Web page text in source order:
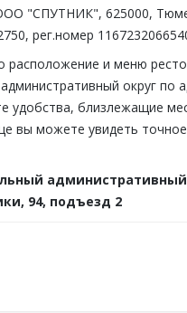
"СПУТНИК", 625000,
рег.номер
расположение и меню
округ по
удобства, близлежащие
вы можете увидеть
94, подъезд 2